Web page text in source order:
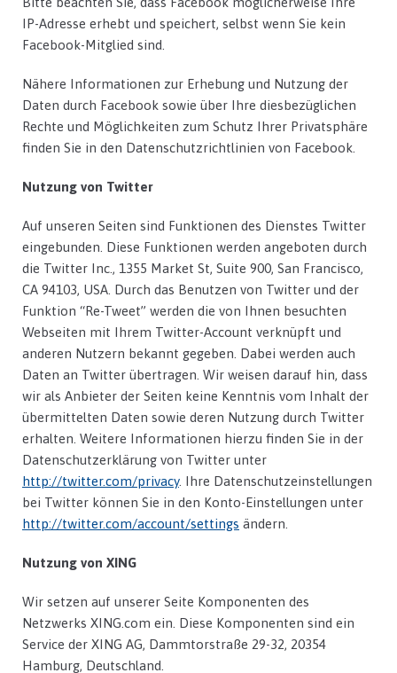
IP-Adresse erhebt und speichert, selbst wenn Sie kein
Facebook-Mitglied sind.
Nähere Informationen zur Erhebung und Nutzung der
Daten durch Facebook sowie über Ihre diesbezüglichen
Rechte und Möglichkeiten zum Schutz Ihrer Privatsphäre
finden Sie in den Datenschutzrichtlinien von Facebook.
Nutzung von Twitter
Auf unseren Seiten sind Funktionen des Dienstes Twitter
eingebunden. Diese Funktionen werden angeboten durch
die Twitter Inc., 1355 Market St, Suite 900, San Francisco,
CA 94103, USA. Durch das Benutzen von Twitter und der
Funktion “Re-Tweet” werden die von Ihnen besuchten
Webseiten mit Ihrem Twitter-Account verknüpft und
anderen Nutzern bekannt gegeben. Dabei werden auch
Daten an Twitter übertragen. Wir weisen darauf hin, dass
wir als Anbieter der Seiten keine Kenntnis vom Inhalt der
übermittelten Daten sowie deren Nutzung durch Twitter
erhalten. Weitere Informationen hierzu finden Sie in der
Datenschutzerklärung von Twitter unter
http://twitter.com/privacy. Ihre Datenschutzeinstellungen
bei Twitter können Sie in den Konto-Einstellungen unter
http://twitter.com/account/settings ändern.
Nutzung von XING
Wir setzen auf unserer Seite Komponenten des
Netzwerks XING.com ein. Diese Komponenten sind ein
Service der XING AG, Dammtorstraße 29-32, 20354
Hamburg, Deutschland.